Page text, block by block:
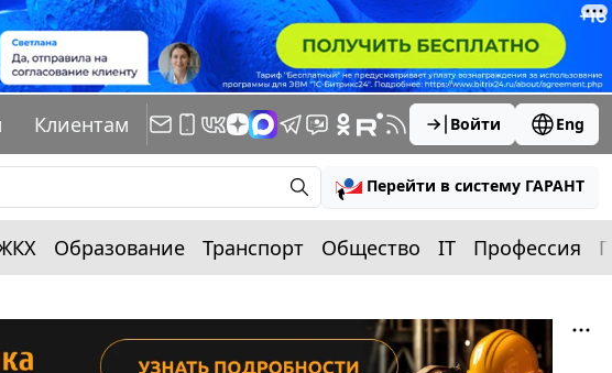
Клиентам Войти Eng
Перейти в систему ГАРАНТ
Образование Транспорт Общество IT Профессия